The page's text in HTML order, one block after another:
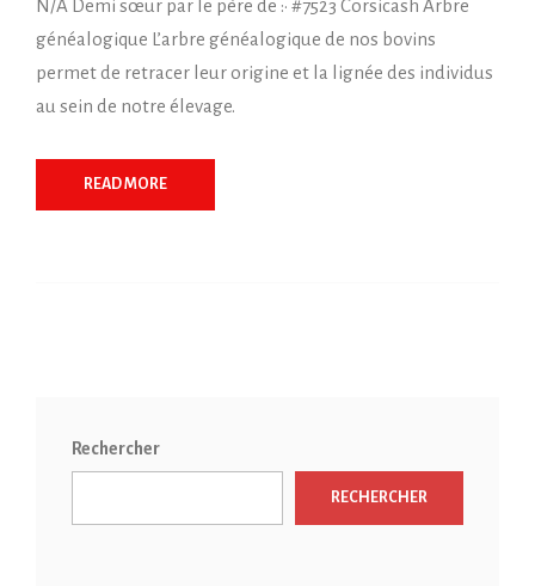
N/A Demi sœur par le père de :• #7523 Corsicash Arbre
généalogique L’arbre généalogique de nos bovins
permet de retracer leur origine et la lignée des individus
au sein de notre élevage.
READ MORE
Rechercher
RECHERCHER